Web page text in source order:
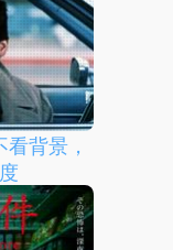
背景，